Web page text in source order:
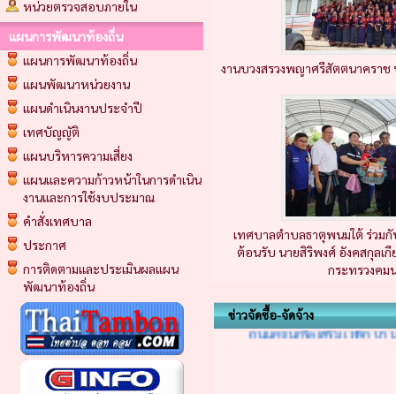
หน่วยตรวจสอบภายใน
แผนการพัฒนาท้องถิ่น
แผนการพัฒนาท้องถิ่น
แผนพัฒนาหน่วยงาน
แผนดำเนินงานประจำปี
เทศบัญญัติ
แผนบริหารความเสี่ยง
แผนและความก้าวหน้าในการดำเนิน
งานและการใช้งบประมาณ
คำสั่งเทศบาล
ประกาศ
การติดตามและประเมินผลแผน
พัฒนาท้องถิ่น
งานบวงสรวงพญาศรีสัตตนาคราช
เทศบาลตำบลธาตุพนมใต้​ ร่วม
ต้อนรับ​ นายสิริพงศ์ อังคสกุลเกี
กระทรวงคม
ข่าวจัดซื้อ-จัดจ้าง
ใหญ่ หมู่ที่ 8 (ซอยด้านทิศ ต
ตารางเมตร โดยวิธีเฉพาะเจ
ประกาศเทศบาลต่ำบลธาตุพ
ก่อสร้าง ประติมากรรมเป็
ประกาศเทศบาลต่ำบลธาตุพ
ถนนคอนกรีตเสริม เหล็ก
ประกาศเทศบาลตำบลธาตุ
ครุภัณฑ์นอกบัญชี มาตรฐาน
ประกาศเทศบาลตำบลธาตุพ
จัดซื้อเครื่องออกกำลังกายก
ประกาศเทศบาลตำบลธาตุ
ท้องถิ่นหมายเลข นพ.ถ 5-
เมตร หรือพื้นที่ไม่น้อยกว่า
ประกาศเทศบาลตำบลธาตุ
ใหญ่ หมู่ที่ 8 (สายบ้านนาย ส
กว่า 204 ตารางเมตร โดยวิธี
ถนนคอนกรีตเสริม เหล็ก บ้